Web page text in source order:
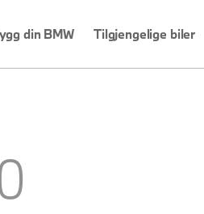
din BMW Tilgjengelige biler